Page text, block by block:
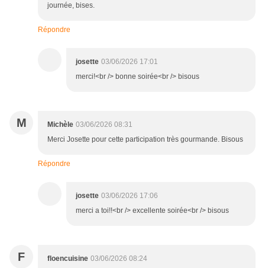
journée, bises.
Répondre
josette 03/06/2026 17:01
merci!<br /> bonne soirée<br /> bisous
M Michèle 03/06/2026 08:31
Merci Josette pour cette participation très gourmande. Bisous
Répondre
josette 03/06/2026 17:06
merci a toi!!<br /> excellente soirée<br /> bisous
F floencuisine 03/06/2026 08:24